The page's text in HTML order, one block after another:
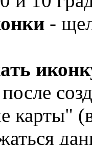
-
карты"